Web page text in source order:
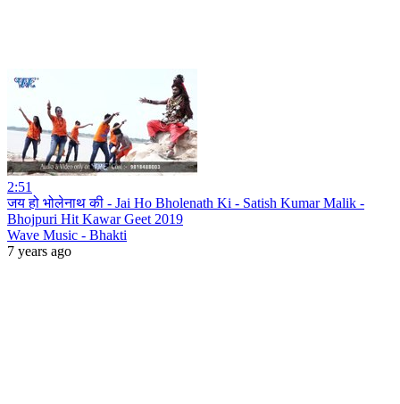
2:51
जय हो भोलेनाथ की - Jai Ho Bholenath Ki - Satish Kumar Malik -
Bhojpuri Hit Kawar Geet 2019
Wave Music - Bhakti
7 years ago